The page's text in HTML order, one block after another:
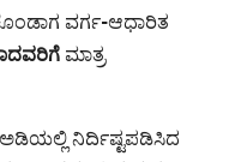
ವರ್ಗ-ಆಧಾರಿತ
ಮಾತ್ರ
ಅಡಿಯಲ್ಲಿ ನಿರ್ದಿಷ್ಟಪಡಿಸಿದ